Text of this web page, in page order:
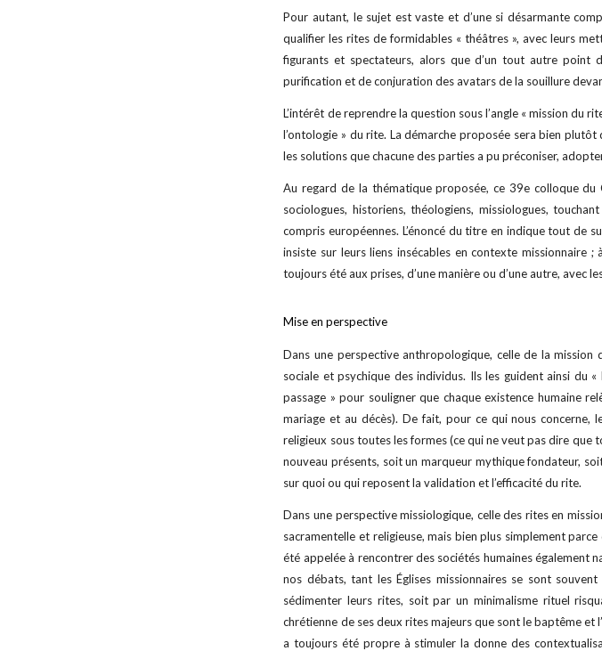
Pour autant, le sujet est vaste et d’une si désarmante
qualifier les rites de formidables « théâtres », avec leurs
figurants et spectateurs, alors que d’un tout autre point
purification et de conjuration des avatars de la souillure
L’intérêt de reprendre la question sous l’angle « mission du
l’ontologie » du rite. La démarche proposée sera bien
les solutions que chacune des parties a pu préconiser,
Au regard de la thématique proposée, ce 39e colloque du
sociologues, historiens, théologiens, missiologues,
compris européennes. L’énoncé du titre en indique tout de
insiste sur leurs liens insécables en contexte
toujours été aux prises, d’une manière ou d’une autre, avec
Mise en perspective
Dans une perspective anthropologique, celle de la
sociale et psychique des individus. Ils les guident ainsi du
passage » pour souligner que chaque existence humaine
mariage et au décès). De fait, pour ce qui nous
religieux sous toutes les formes (ce qui ne veut pas dire
nouveau présents, soit un marqueur mythique fondateur,
sur quoi ou qui reposent la validation et l’efficacité du rite.
Dans une perspective missiologique, celle des rites en
sacramentelle et religieuse, mais bien plus simplement
été appelée à rencontrer des sociétés humaines également
nos débats, tant les Églises missionnaires se sont
sédimenter leurs rites, soit par un minimalisme rituel
chrétienne de ses deux rites majeurs que sont le baptême
a toujours été propre à stimuler la donne des